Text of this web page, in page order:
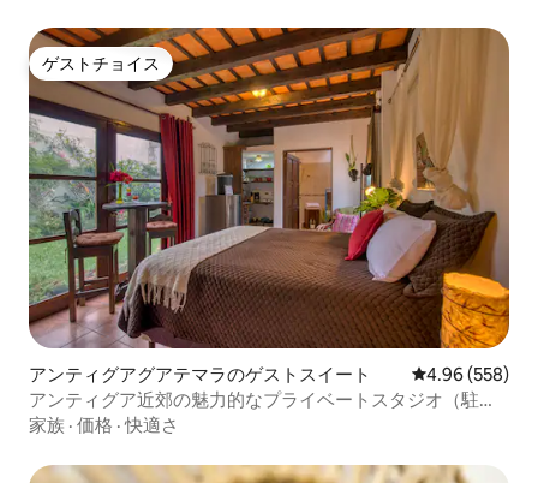
ゲストチョイス
ゲストチョイス
アンティグアグアテマラのゲストスイート レビュー558
4.96 (558)
アンティグア近郊の魅力的なプライベートスタジオ（駐車
場付き）
家族 · 価格 ·快適さ